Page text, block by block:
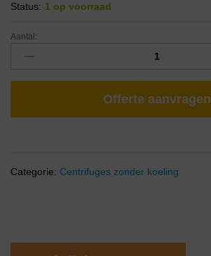
Status: 1 op voorraad
Aantal:
Offerte aanvragen
Categorie: Centrifuges zonder koeling